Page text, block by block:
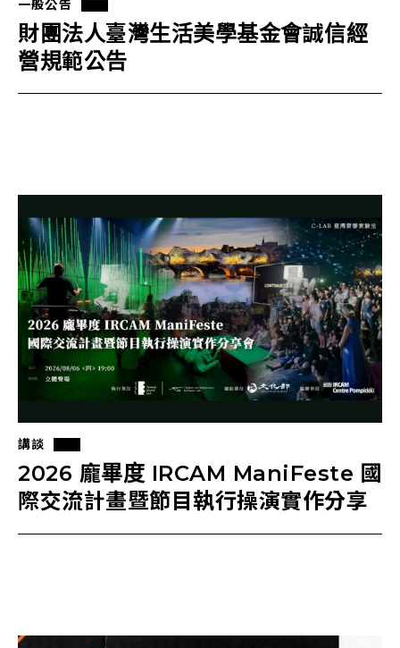
一般公告
財團法人臺灣生活美學基金會誠信經
營規範公告
講談
2026 龐畢度 IRCAM ManiFeste 國
際交流計畫暨節目執行操演實作分享
會